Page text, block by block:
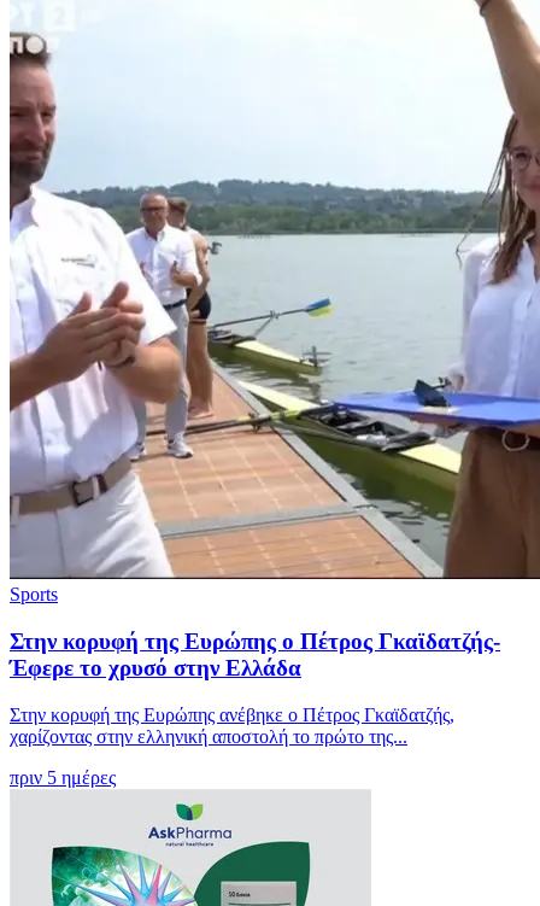
Sports
Στην κορυφή της Ευρώπης ο Πέτρος Γκαϊδατζής-
Έφερε το χρυσό στην Ελλάδα
Στην κορυφή της Ευρώπης ανέβηκε ο Πέτρος Γκαϊδατζής,
χαρίζοντας στην ελληνική αποστολή το πρώτο της...
πριν 5 ημέρες